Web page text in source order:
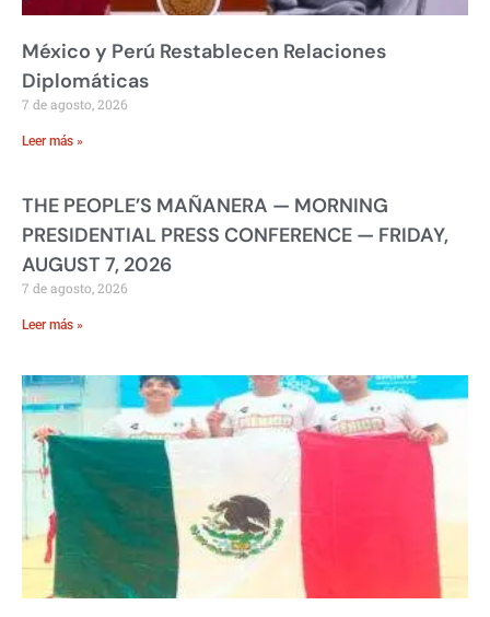
México y Perú Restablecen Relaciones
Diplomáticas
7 de agosto, 2026
Leer más »
THE PEOPLE’S MAÑANERA — MORNING
PRESIDENTIAL PRESS CONFERENCE — FRIDAY,
AUGUST 7, 2026
7 de agosto, 2026
Leer más »